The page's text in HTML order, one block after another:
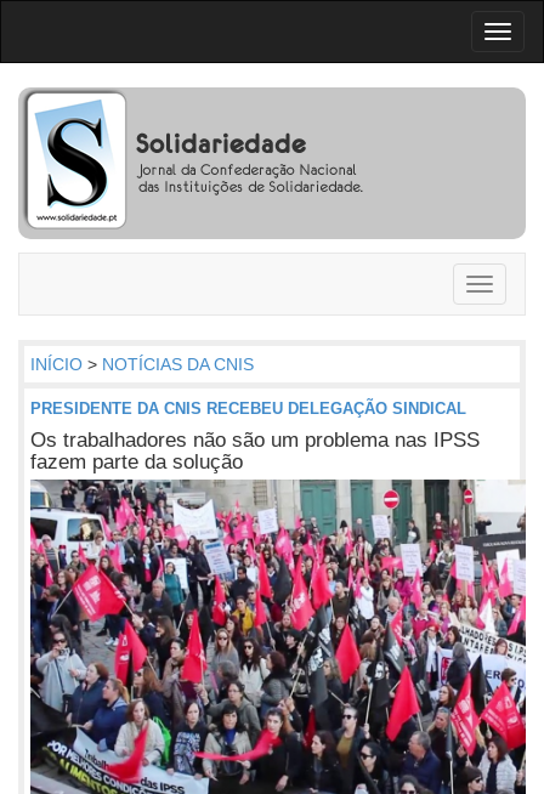
Toggle
INÍCIO > NOTÍCIAS DA CNIS
PRESIDENTE DA CNIS RECEBEU DELEGAÇÃO SINDICAL
Os trabalhadores não são um problema nas IPSS
fazem parte da solução